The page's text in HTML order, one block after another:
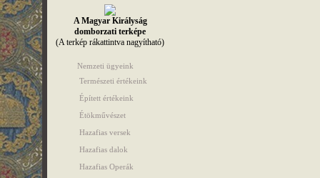
A Magyar Királyság
domborzati terképe
(A terkép rákattintva nagyítható)
Nemzeti ügyeink
Természeti értékeink
Épített értékeink
Étökművészet
Hazafias versek
Hazafias dalok
Hazafias Operák